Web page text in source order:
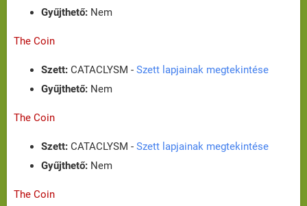
Gyűjthető: Nem
The Coin
Szett: CATACLYSM - Szett lapjainak megtekintése
Gyűjthető: Nem
The Coin
Szett: CATACLYSM - Szett lapjainak megtekintése
Gyűjthető: Nem
The Coin